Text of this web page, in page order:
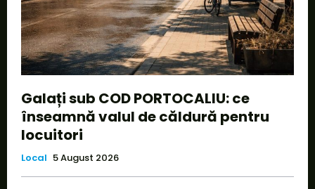
Galați sub COD PORTOCALIU: ce
înseamnă valul de căldură pentru
locuitori
Local 5 August 2026